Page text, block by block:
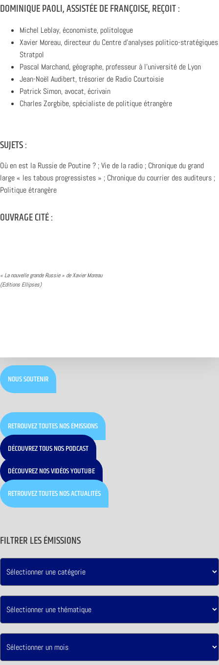
DOMINIQUE PAOLI, ASSISTÉE DE FRANÇOISE, REÇOIT :
Michel Leblay, économiste, politologue
Xavier Moreau, directeur du Centre d’analyses politico-stratégiques
Stratpol
Pascal Marchand, géographe, professeur à l’université de Lyon
Jean-Noël Audibert, trésorier de Radio Courtoisie
Patrick Simon, avocat, écrivain
Charles Zorgbibe, spécialiste de politique étrangère
SUJETS :
Où en est la Russie de Poutine ? ; Vie de la radio ; Chronique du grand
large « les tabous progressistes » ; Chronique du courrier des auditeurs ;
Politique étrangère
OUVRAGE CITÉ :
« La nouvelle grande Russie » de Xavier Moreau
(Editions Ellipses)
NOUS SOUTENIR
RETROUVEZ TOUTES NOS ÉMISSIONS
DÉCOUVREZ TOUS NOS PODCAST
DÉCOUVREZ NOS VIDÉOS YOUTUBE
RETROUVEZ TOUTES NOS ACTUALITÉS
FILTRER LES ÉMISSIONS